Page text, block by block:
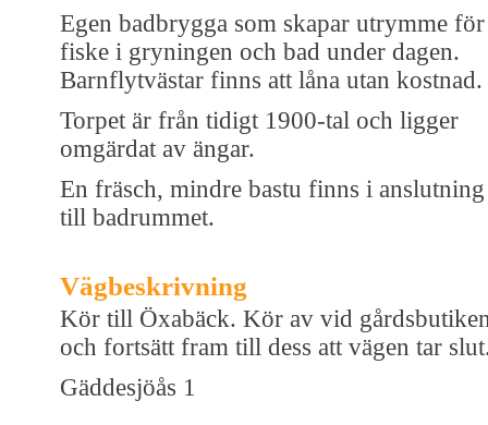
Egen badbrygga som skapar utrymme för
fiske i gryningen och bad under dagen.
Barnflytvästar finns att låna utan kostnad.
Torpet är från tidigt 1900-tal och ligger
omgärdat av ängar.
En fräsch, mindre bastu finns i anslutning
till badrummet.
Vägbeskrivning
Kör till Öxabäck. Kör av vid
och fortsätt fram till dess att vägen tar
Gäddesjöås 1